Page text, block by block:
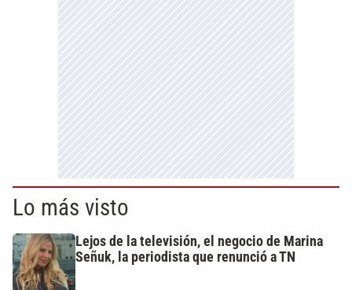
Lo más visto
Lejos de la televisión, el negocio de Marina
Señuk, la periodista que renunció a TN